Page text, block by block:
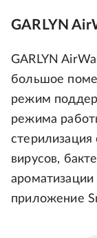
GARLYN
GARLYN
большое
режим
режима
вирусов,
ароматизации
приложение